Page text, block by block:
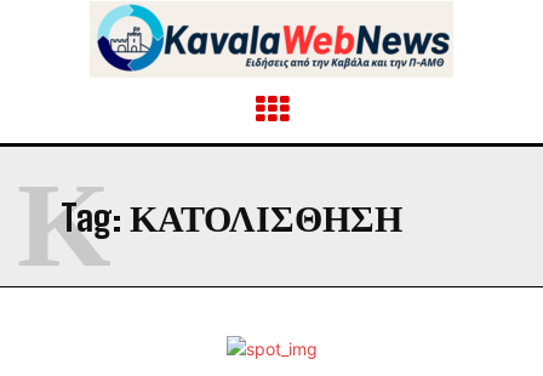
Tag: ΚΑΤΟΛΙΣΘΗΣΗ
Κ